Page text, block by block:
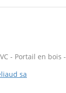
- Portail en bois -
sa